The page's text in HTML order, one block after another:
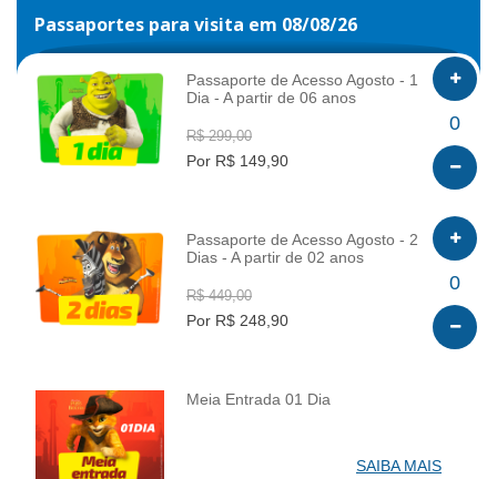
Passaportes para visita em 08/08/26
INFO
Passaporte de Acesso Agosto - 1
Dia - A partir de 06 anos
R$ 299,00
Por R$ 149,90
0
INFO
Passaporte de Acesso Agosto - 2
Dias - A partir de 02 anos
R$ 449,00
Por R$ 248,90
0
INFO
Meia Entrada 01 Dia
SAIBA MAIS